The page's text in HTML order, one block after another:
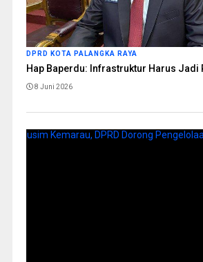
DPRD KOTA PALANGKA RAYA
Hap Baperdu: Infrastruktur Harus Jadi
8 Juni 2026